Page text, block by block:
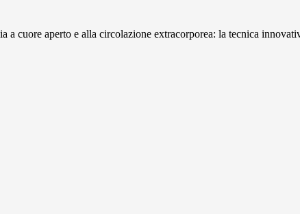
cuore aperto e alla circolazione extracorporea: la tecnica